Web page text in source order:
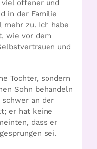
viel offener und
in der Familie
mehr zu. Ich habe
wie vor dem
und
Tochter, sondern
Sohn behandeln
schwer an der
er hat keine
dass er
sei.